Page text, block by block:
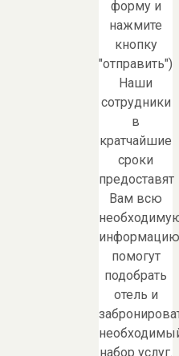
форму и
нажмите
кнопку
"отправить")
Наши
сотрудники
в
кратчайшие
сроки
предоставят
Вам всю
помогут
подобрать
отель и
набор услуг.